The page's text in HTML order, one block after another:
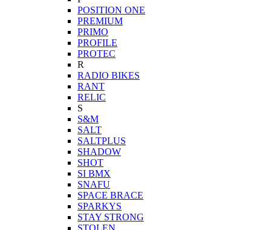
POSITION ONE
PREMIUM
PRIMO
PROFILE
PROTEC
R
RADIO BIKES
RANT
RELIC
S
S&M
SALT
SALTPLUS
SHADOW
SHOT
SI BMX
SNAFU
SPACE BRACE
SPARKYS
STAY STRONG
STOLEN